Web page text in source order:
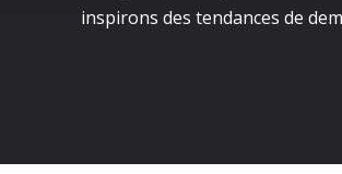
inspirons des tendances de